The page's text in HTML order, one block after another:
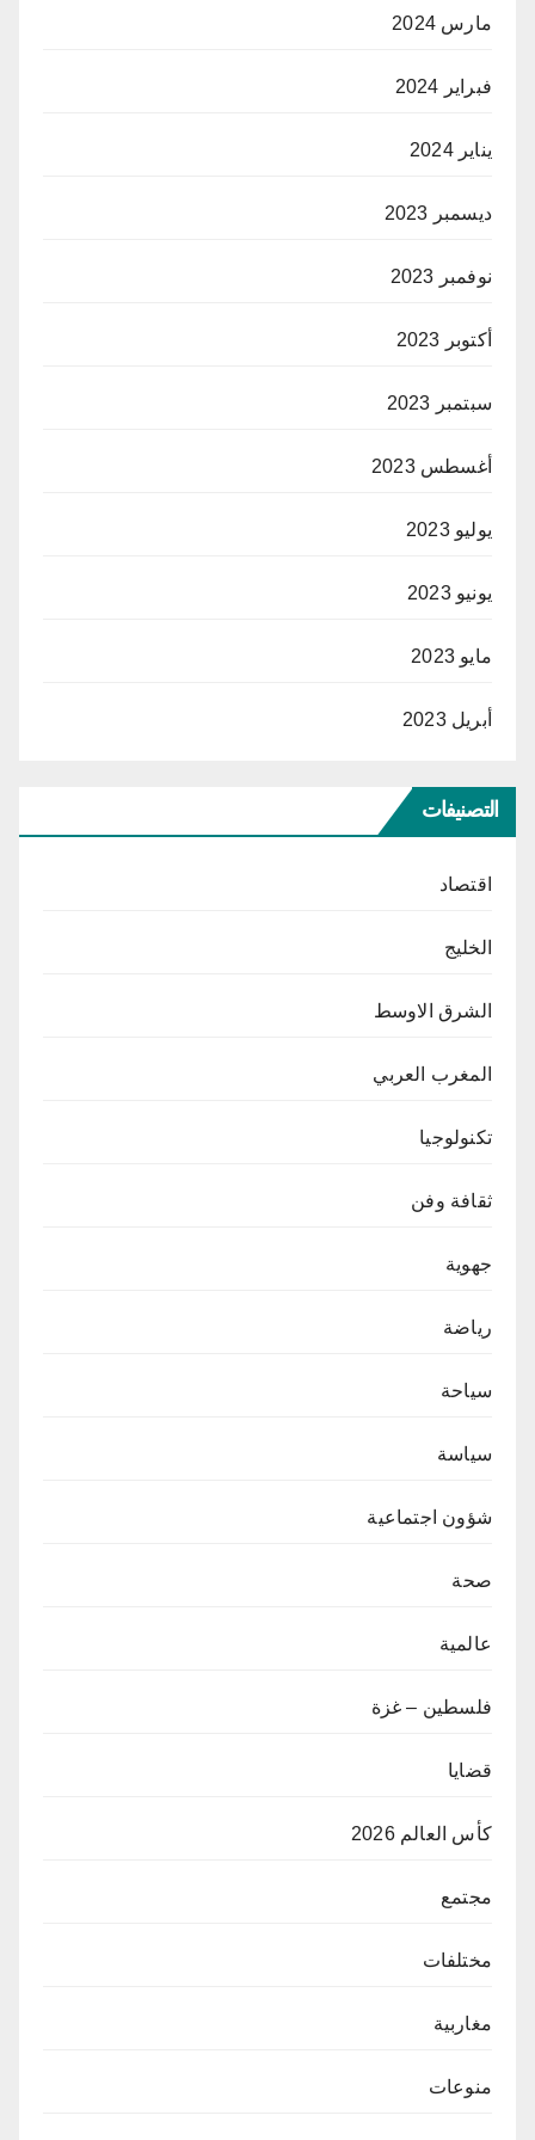
مارس 2024
فبراير 2024
يناير 2024
ديسمبر 2023
نوفمبر 2023
أكتوبر 2023
سبتمبر 2023
أغسطس 2023
يوليو 2023
يونيو 2023
مايو 2023
أبريل 2023
التصنيفات
اقتصاد
الخليج
الشرق الاوسط
المغرب العربي
تكنولوجيا
ثقافة وفن
جهوية
رياضة
سياحة
سياسة
شؤون اجتماعية
صحة
عالمية
فلسطين – غزة
قضايا
كأس العالم 2026
مجتمع
مختلفات
مغاربية
منوعات